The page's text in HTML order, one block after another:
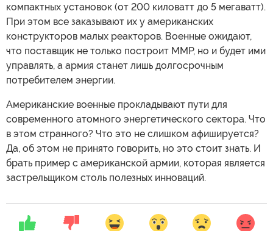
компактных установок (от 200 киловатт до 5 мегаватт).
При этом все заказывают их у американских
конструкторов малых реакторов. Военные ожидают,
что поставщик не только построит ММР, но и будет ими
управлять, а армия станет лишь долгосрочным
потребителем энергии.
Американские военные прокладывают пути для
современного атомного энергетического сектора. Что
в этом странного? Что это не слишком афишируется?
Да, об этом не принято говорить, но это стоит знать. И
брать пример с американской армии, которая является
застрельщиком столь полезных инноваций.